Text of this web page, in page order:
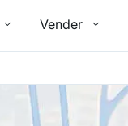
Vender